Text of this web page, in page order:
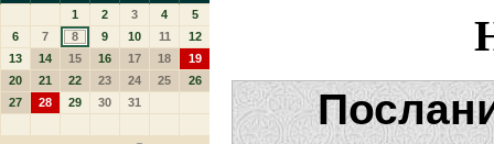
1
2 3 4
5
6
7 8 9 10 11
12
13
14 15 16 17 18
19
20
21 22 23 24 25
26
27
28 29 30 31